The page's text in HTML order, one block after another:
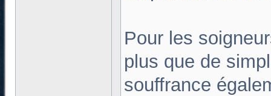
Pour les
plus que de
souffrance